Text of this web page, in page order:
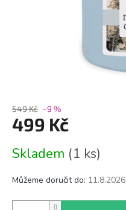
549 Kč –9 %
499 Kč
cena:
Skladem (1 ks)
Můžeme doručit do: 11.8.2026